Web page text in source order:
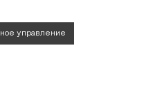
управление